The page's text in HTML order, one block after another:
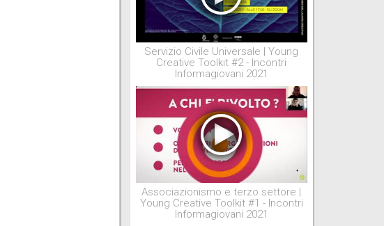
Servizio Civile Universale | Young
Creative Toolkit #2 - Incontri
Informagiovani 2021
Associazionismo e terzo settore |
Young Creative Toolkit #1 - Incontri
Informagiovani 2021